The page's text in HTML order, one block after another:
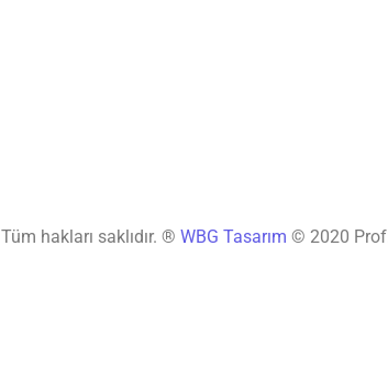
Tüm hakları saklıdır. ®WBG Tasarım© 2020